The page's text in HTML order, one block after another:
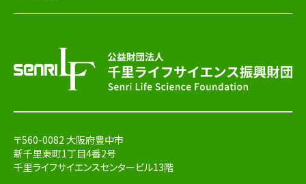
〒560-0082 大阪府豊中市
新千里東町1丁目4番2号
千里ライフサイエンスセンタービル13階